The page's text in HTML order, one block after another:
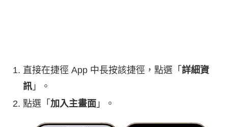
直接在捷徑 App 中長按該捷徑，點選「 詳細資
訊 」。
點選「 加入主畫面 」。